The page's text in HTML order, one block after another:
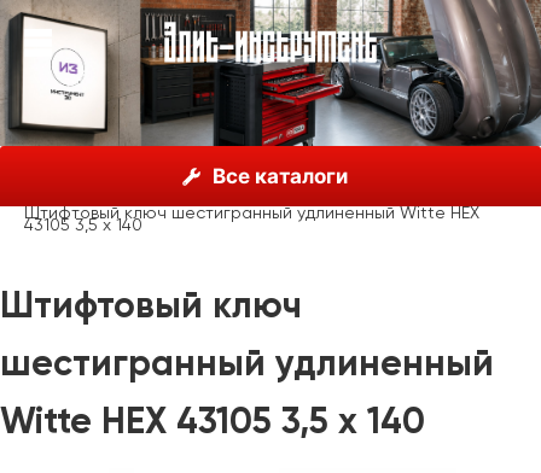
Все каталоги
Witte, Германия
HEX никелированные длинные
Штифтовый ключ шестигранный удлиненный Witte HEX
43105 3,5 x 140
Штифтовый ключ
шестигранный удлиненный
Witte HEX 43105 3,5 x 140